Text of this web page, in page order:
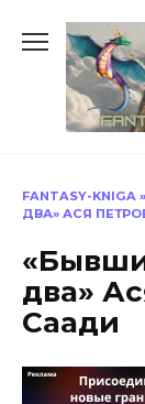
содержанию
FANTASY-KNIGA »
ДВА» АСЯ
два»
Саади